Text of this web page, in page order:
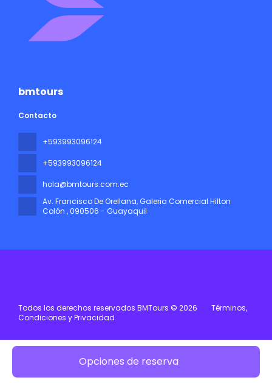
Opciones de reserva
bmtours
Contacto
+593993096124
+593993096124
hola@bmtours.com.ec
Av. Francisco De Orellana, Galeria Comercial Hilton
Colón , 090506 - Guayaquil
Todos los derechos reservados BMTours © 2026
Términos,
Condiciones y Privacidad